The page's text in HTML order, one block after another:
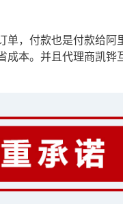
，付款也是付款给阿
成本。并且代理商凯铧